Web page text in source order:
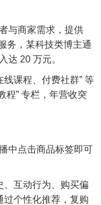
与商家需求，提供
务，某科技类博主通
达 20 万元。
线课程、付费社群” 等
程” 专栏，年营收突
中点击商品标签即可
、互动行为、购买偏
过个性化推荐，复购